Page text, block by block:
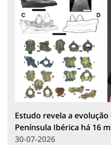
Estudo revela a
Península Ibérica há 16
30-07-2026